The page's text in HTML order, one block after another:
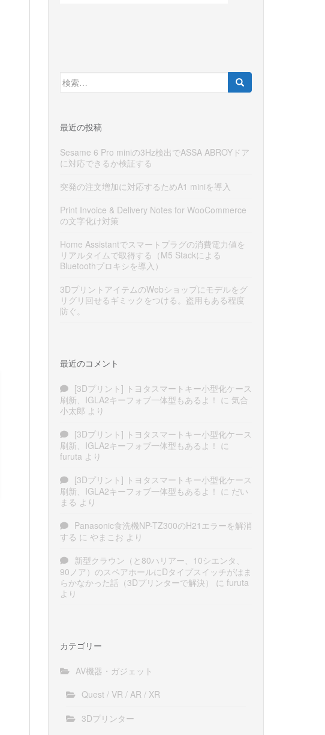
検
索:
最近の投稿
Sesame 6 Pro miniの3Hz検出でASSA ABROYドア
に対応できるか検証する
突発の注文増加に対応するためA1 miniを導入
Print Invoice & Delivery Notes for WooCommerce
の文字化け対策
Home Assistantでスマートプラグの消費電力値を
リアルタイムで取得する（M5 Stackによる
Bluetoothプロキシを導入）
3DプリントアイテムのWebショップにモデルをグ
リグリ回せるギミックをつける。盗用もある程度
防ぐ。
最近のコメント
[3Dプリント] トヨタスマートキー小型化ケース
刷新、IGLA2キーフォブ一体型もあるよ！ に 気合
小太郎 より
[3Dプリント] トヨタスマートキー小型化ケース
刷新、IGLA2キーフォブ一体型もあるよ！ に
furuta より
[3Dプリント] トヨタスマートキー小型化ケース
刷新、IGLA2キーフォブ一体型もあるよ！ に だい
まる より
Panasonic食洗機NP-TZ300のH21エラーを解消
する に やまこお より
新型クラウン（と80ハリアー、10シエンタ、
90ノア）のスペアホールにDタイプスイッチがはま
らかなかった話（3Dプリンターで解決）
に furuta
より
カテゴリー
AV機器・ガジェット
Quest / VR / AR / XR
3Dプリンター